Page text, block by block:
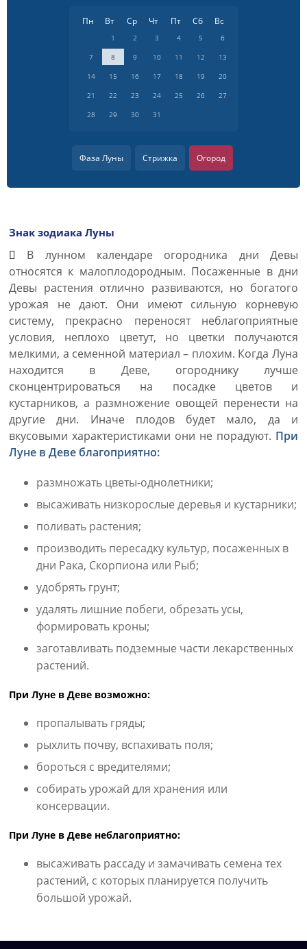
Пн Вт Ср Чт Пт Сб Вс
1 2 3 4 5
6
7
8 9 10 11 12
13
14
15 16 17 18 19
20
21
22 23 24 25 26
27
28
29 30 31
Фаза Луны Стрижка Огород
Знак зодиака Луны
В лунном календаре огородника дни Девы
относятся к малоплодородным. Посаженные в дни
Девы растения отлично развиваются, но богатого
урожая не дают. Они имеют сильную корневую
систему, прекрасно переносят неблагоприятные
условия, неплохо цветут, но цветки получаются
мелкими, а семенной материал – плохим. Когда Луна
находится в Деве, огороднику лучше
сконцентрироваться на посадке цветов и
кустарников, а размножение овощей перенести на
другие дни. Иначе плодов будет мало, да и
вкусовыми характеристиками они не порадуют. При
Луне в Деве благоприятно:
размножать цветы-однолетники;
высаживать низкорослые деревья и кустарники;
поливать растения;
производить пересадку культур, посаженных в
дни Рака, Скорпиона или Рыб;
удобрять грунт;
удалять лишние побеги, обрезать усы,
формировать кроны;
заготавливать подземные части лекарственных
растений.
При Луне в Деве возможно:
пропалывать гряды;
рыхлить почву, вспахивать поля;
бороться с вредителями;
собирать урожай для хранения или
консервации.
При Луне в Деве неблагоприятно:
высаживать рассаду и замачивать семена тех
растений, с которых планируется получить
большой урожай.